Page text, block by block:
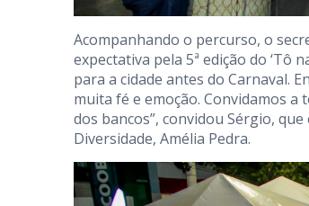
Acompanhando o percurso, o
expectativa pela 5ª edição do ‘Tô
para a cidade antes do Carnaval.
muita fé e emoção. Convidamos
dos bancos”, convidou Sérgio,
Diversidade, Amélia Pedra.